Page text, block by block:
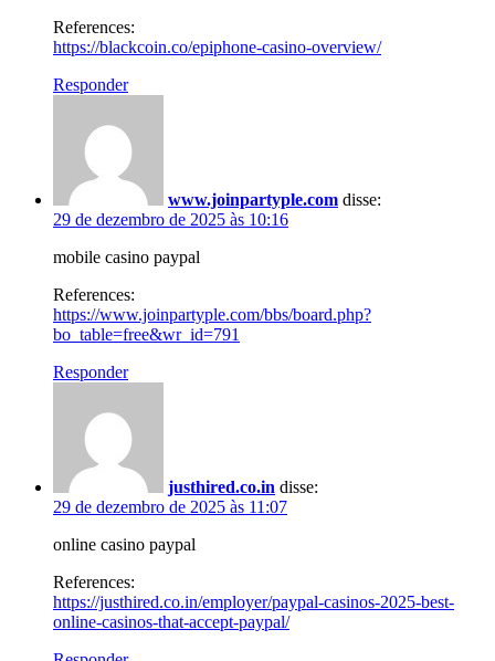
References:
https://blackcoin.co/epiphone-casino-overview/
Responder
www.joinpartyple.com disse:
29 de dezembro de 2025 às 10:16
mobile casino paypal
References:
https://www.joinpartyple.com/bbs/board.php?
bo_table=free&wr_id=791
Responder
justhired.co.in disse:
29 de dezembro de 2025 às 11:07
online casino paypal
References:
https://justhired.co.in/employer/paypal-casinos-2025-best-
online-casinos-that-accept-paypal/